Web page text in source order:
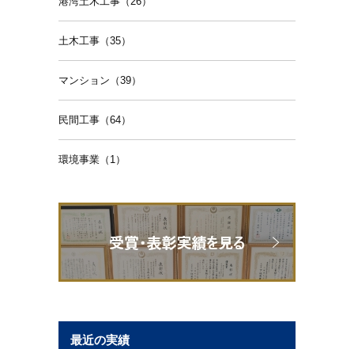
土木工事（35）
マンション（39）
民間工事（64）
環境事業（1）
最近の実績